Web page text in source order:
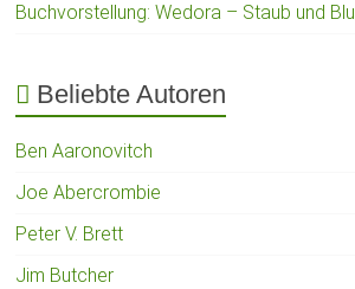
Buchvorstellung: Wedora – Staub und
Beliebte Autoren
Ben Aaronovitch
Joe Abercrombie
Peter V. Brett
Jim Butcher